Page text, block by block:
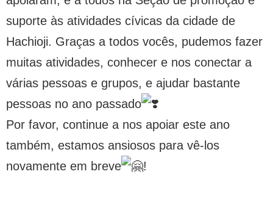
suporte às atividades cívicas da cidade de
Hachioji. Graças a todos vocês, pudemos fazer
muitas atividades, conhecer e nos conectar a
várias pessoas e grupos, e ajudar bastante
pessoas no ano passado
Por favor, continue a nos apoiar este ano
também, estamos ansiosos para vê-los
novamente em breve
!